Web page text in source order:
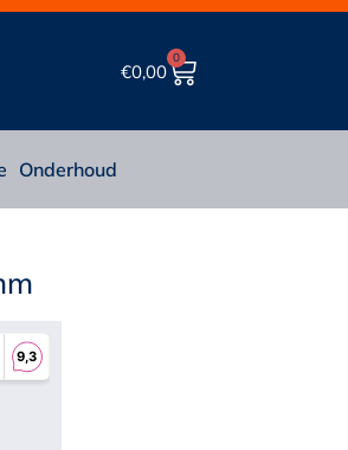
€0,00
0
Onderhoud